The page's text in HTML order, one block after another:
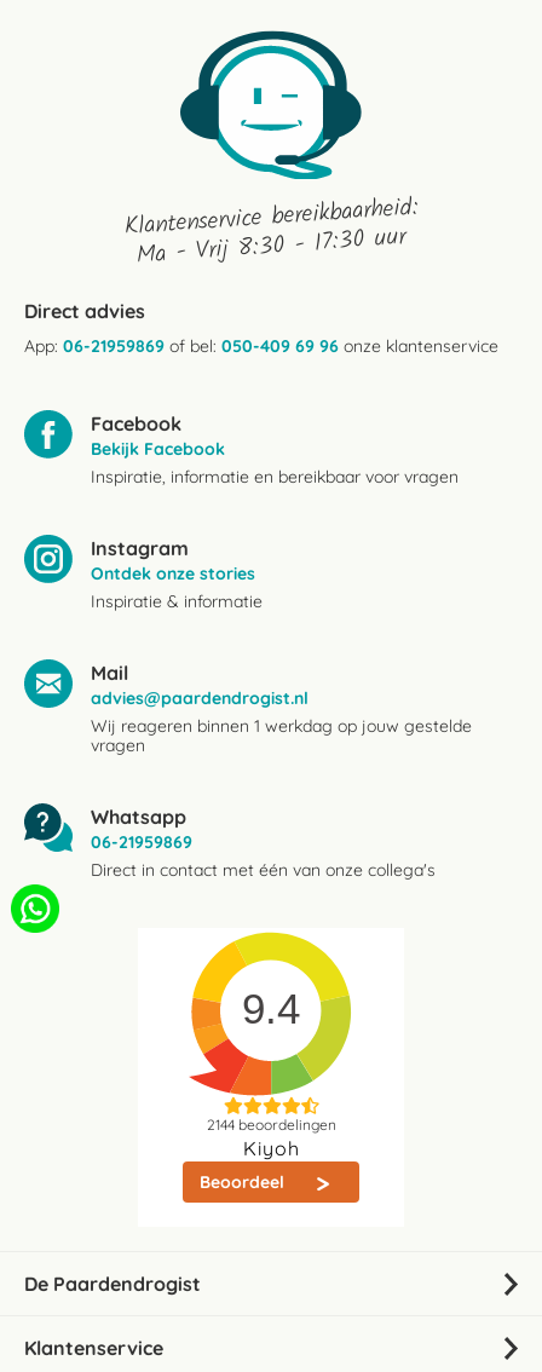
Klantenservice bereikbaarheid:
Ma - Vrij 8:30 - 17:30 uur
Direct advies
App: 06-21959869 of bel: 050-409 69 96 onze klantenservice
Facebook
Bekijk Facebook
Inspiratie, informatie en bereikbaar voor vragen
Instagram
Ontdek onze stories
Inspiratie & informatie
Mail
advies@paardendrogist.nl
Wij reageren binnen 1 werkdag op jouw gestelde
vragen
Whatsapp
06-21959869
Direct in contact met één van onze collega's
9.4
2144beoordelingen
Kiyoh
Beoordeel
De Paardendrogist
Klantenservice